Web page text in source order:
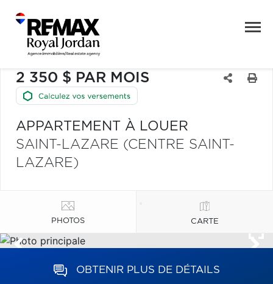
2 350 $ PAR MOIS
APPARTEMENT À LOUER
SAINT-LAZARE (CENTRE SAINT-
LAZARE)
PHOTOS CARTE
OBTENIR PLUS DE DÉTAILS